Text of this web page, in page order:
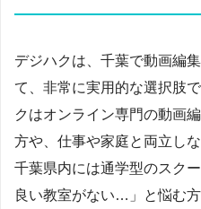
デジハクは、千葉で動画編
て、非常に実用的な選択肢
クはオンライン専門の動画
方や、仕事や家庭と両立し
千葉県内には通学型のスク
良い教室がない…」と悩む方